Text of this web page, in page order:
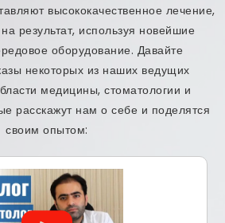
высококачественное лечение,
результат, используя новейшие
оборудование. Давайте
некоторых из наших ведущих
медицины, стоматологии и
расскажут нам о себе и поделятся
своим опытом: